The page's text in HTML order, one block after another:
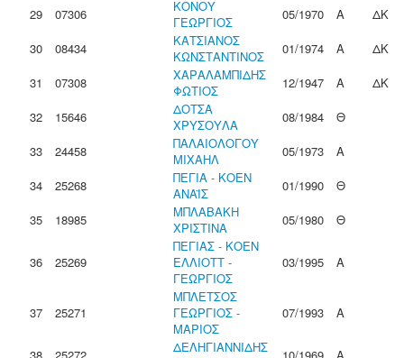
29
07306
ΚΟΝΟΥ
ΓΕΩΡΓΙΟΣ
05/1970 Α
ΔΚ
30
08434
ΚΑΤΣΙΑΝΟΣ
ΚΩΝΣΤΑΝΤΙΝΟΣ
01/1974 Α
ΔΚ
31
07308
ΧΑΡΑΛΑΜΠΙΔΗΣ
ΦΩΤΙΟΣ
12/1947 Α
ΔΚ
32
15646
ΔΟΤΣΑ
ΧΡΥΣΟΥΛΑ
08/1984
Θ
33
24458
ΠΑΛΑΙΟΛΟΓΟΥ
ΜΙΧΑΗΛ
05/1973
Α
34
25268
ΠΕΓΙΑ - ΚΟΕΝ
ΑΝΑΪΣ
01/1990
Θ
35
18985
ΜΠΛΑΒΑΚΗ
ΧΡΙΣΤΙΝΑ
05/1980 Θ
36 25269
ΠΕΓΙΑΣ - ΚΟΕΝ
ΕΛΛΙΟΤΤ -
ΓΕΩΡΓΙΟΣ
03/1995 Α
37 25271
ΜΠΛΕΤΣΟΣ
ΓΕΩΡΓΙΟΣ -
ΜΑΡΙΟΣ
07/1993 Α
ΔΕΛΗΓΙΑΝΝΙΔΗΣ